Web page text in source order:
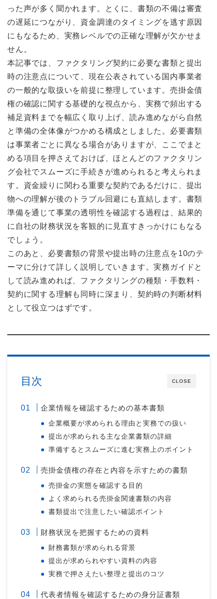
った声が多く聞かれます。とくに、書類の不備は審査
の遅延につながり、資金調達のタイミングを逃す原因
にもなるため、実務レベルでの正確な理解が欠かせま
せん。
本記事では、ファクタリング契約に必要な書類と提出
時の注意点について、現在公表されている国内事業者
の一般的な取扱いを前提に整理しています。売掛金債
権の確認に関する基礎的な視点から、実務で頻出する
補足資料までを幅広く取り上げ、読み進めながら自然
と準備の全体像がつかめる構成としました。必要書類
は事業者ごとに異なる場合がありますが、ここでまと
める項目を押さえておけば、ほとんどのファクタリン
グ会社でスムーズに手続きが進められると考えられま
す。資金繰りに関わる重要な契約であるだけに、提出
物への理解が後のトラブル回避にも直結します。書類
準備を通じて事業の透明性を確認する過程は、結果的
に自社の財務状況を客観的に見直すきっかけにもなる
でしょう。
このあと、必要書類の背景や提出時の注意点を10のテ
ーマに分けて詳しく説明していきます。実務ガイドと
して読み進めれば、ファクタリングの種類・手数料・
契約に関する理解も同時に深まり、契約時の判断材料
として役立つはずです。
CLOSE
目次
企業情報を確認するための基本書類
企業概要が求められる理由と実務での扱い
提出が求められる主な企業書類の詳細
準備するとスムーズに進む実務上のポイント
売掛金債権の存在と内容を示すための書類
売掛金の実態を確認する目的
よく求められる売掛金関連書類の内容
書類提出で注意したい確認ポイント
財務状況を把握するための資料
財務書類が求められる背景
提出が求められやすい資料の内容
実務で押さえたい整理と提出のコツ
代表者情報を確認するための身分証書類